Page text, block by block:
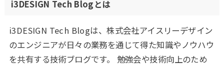
i3DESIGN Tech Blogとは
i3DESIGN Tech Blogは、株式会社アイスリーデザイン
のエンジニアが日々の業務を通じて得た知識やノウハウ
を共有する技術ブログです。 勉強会や技術向上のため